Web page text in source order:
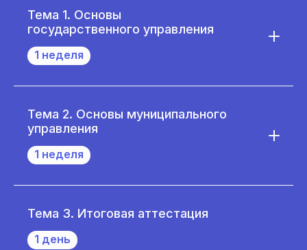
Тема 1. Основы
государственного управления
1 неделя
Тема 2. Основы муниципального
управления
1 неделя
Тема 3. Итоговая аттестация
1 день